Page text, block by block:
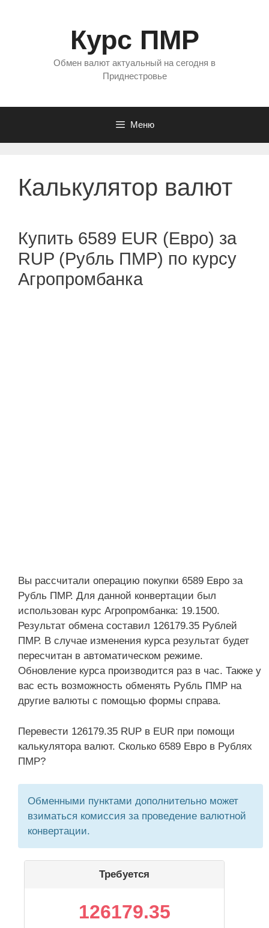
Курс ПМР
Обмен валют актуальный на сегодня в
Приднестровье
Меню
Калькулятор валют
Купить 6589 EUR (Евро) за
RUP (Рубль ПМР) по курсу
Агропромбанка
Вы рассчитали операцию покупки 6589 Евро за
Рубль ПМР. Для данной конвертации был
использован курс Агропромбанка: 19.1500.
Результат обмена составил 126179.35 Рублей
ПМР. В случае изменения курса результат будет
пересчитан в автоматическом режиме.
Обновление курса производится раз в час. Также у
вас есть возможность обменять Рубль ПМР на
другие валюты с помощью формы справа.
Перевести 126179.35 RUP в EUR при помощи
калькулятора валют. Сколько 6589 Евро в Рублях
ПМР?
Обменными пунктами дополнительно может
взиматься комиссия за проведение валютной
конвертации.
Требуется
126179.35